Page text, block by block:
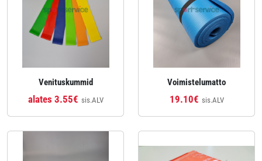
Venituskummid
alates 3.55€ sis.ALV
Voimistelumatto
19.10€ sis.ALV